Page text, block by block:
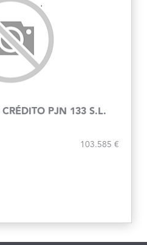
PJN 133 S.L.
103.585 €